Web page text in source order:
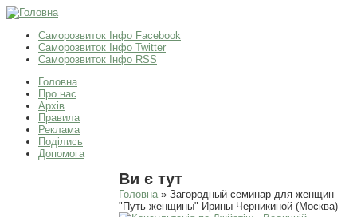
Саморозвиток Інфо Facebook
Саморозвиток Інфо Twitter
Саморозвиток Інфо RSS
Головна
Про нас
Архів
Правила
Реклама
Поділись
Допомога
Ви є тут
Головна» Загородный семинар для женщин
"Путь женщины" Ирины Черникиной (Москва)